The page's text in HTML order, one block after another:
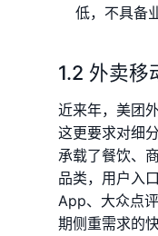
低，不具备
1.2 外卖移
近来年，美团
这更要求对细
承载了餐饮、
品类，用户入
App、大众点
期侧重需求的